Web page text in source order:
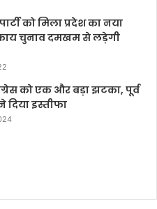
को मिला प्रदेश का नया
चुनाव दमखम से लड़ेगी
को एक और बड़ा झटका, पूर्व
दिया इस्तीफा